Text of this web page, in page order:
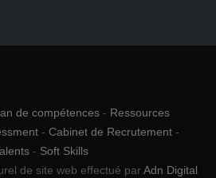
de compétences - Ressources
- Cabinet de Recrutement -
- Soft Skills
de site web effectué parAdn Digital